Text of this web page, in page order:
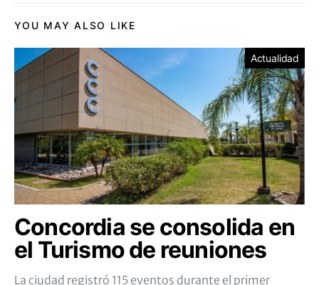
YOU MAY ALSO LIKE
Actualidad
Concordia se consolida en
el Turismo de reuniones
La ciudad registró 115 eventos durante el primer